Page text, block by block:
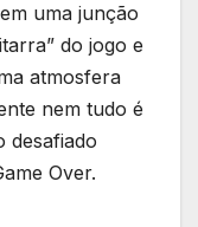
uma junção
do jogo e
atmosfera
nem tudo é
desafiado
Over.